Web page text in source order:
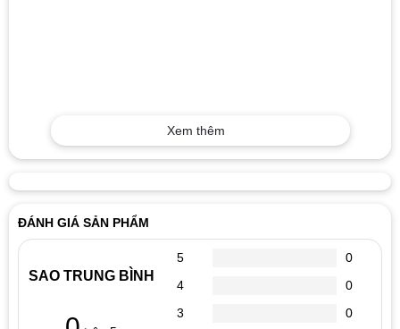
Xem thêm
ĐÁNH GIÁ SẢN PHẨM
SAO TRUNG BÌNH
5
0
4
0
3
0